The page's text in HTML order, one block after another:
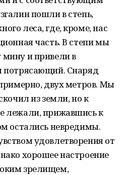
пошли в степь,
леса, где, кроме, нас
часть. В степи мы
и привели в
потрясающий. Снаряд
двух метров. Мы
из земли, но к
лежали, прижавшись к
остались невредимы.
удовлетворения от
хорошее настроение
зрелищем,